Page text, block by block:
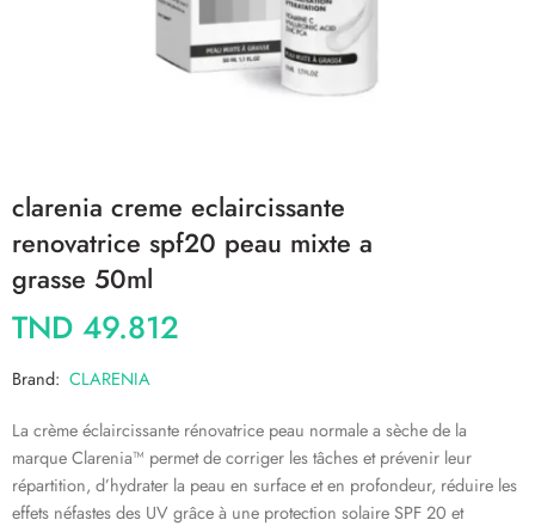
clarenia creme eclaircissante
renovatrice spf20 peau mixte a
grasse 50ml
TND 49.812
Brand: CLARENIA
La crème éclaircissante rénovatrice peau normale a sèche de la
marque Clarenia™ permet de corriger les tâches et prévenir leur
répartition, d’hydrater la peau en surface et en profondeur, réduire les
effets néfastes des UV grâce à une protection solaire SPF 20 et